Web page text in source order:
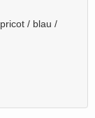
/ blau /